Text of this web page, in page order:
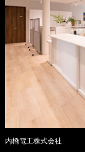
内橋電工株式会社